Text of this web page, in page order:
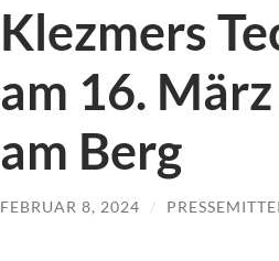
Klezmers
am 16.
am Berg
FEBRUAR 8, 2024 /